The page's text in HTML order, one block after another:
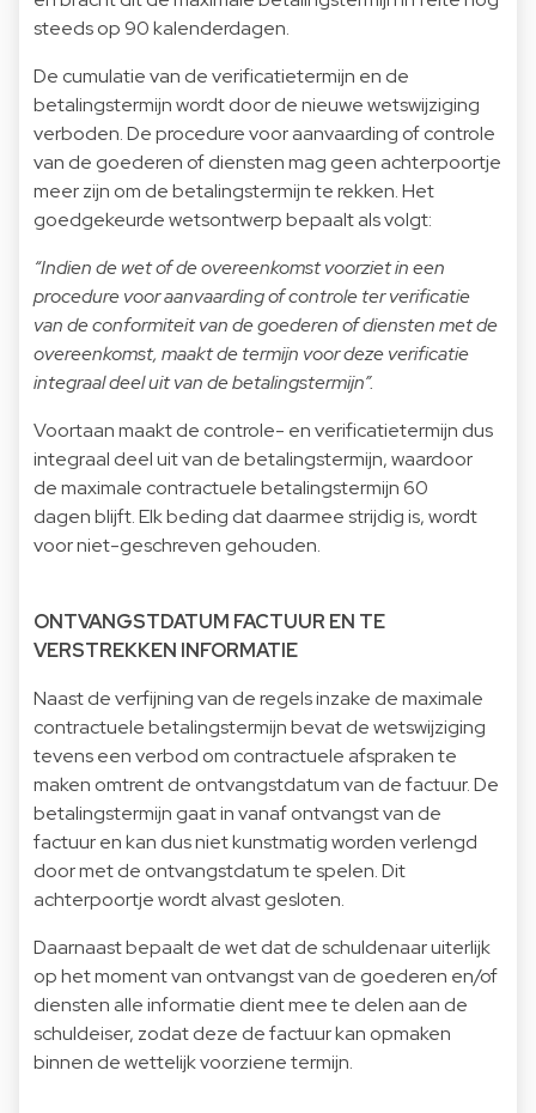
steeds op 90 kalenderdagen.
De cumulatie van de verificatietermijn en de
betalingstermijn wordt door de nieuwe wetswijziging
verboden. De procedure voor aanvaarding of controle
van de goederen of diensten mag geen achterpoortje
meer zijn om de betalingstermijn te rekken. Het
goedgekeurde wetsontwerp bepaalt als volgt:
“Indien de wet of de overeenkomst voorziet in een
procedure voor aanvaarding of controle ter verificatie
van de conformiteit van de goederen of diensten met de
overeenkomst, maakt de termijn voor deze verificatie
integraal deel uit van de betalingstermijn”.
Voortaan maakt de controle- en verificatietermijn dus
integraal deel uit van de betalingstermijn, waardoor
de maximale contractuele betalingstermijn 60
dagen blijft. Elk beding dat daarmee strijdig is, wordt
voor niet-geschreven gehouden.
ONTVANGSTDATUM FACTUUR EN TE
VERSTREKKEN INFORMATIE
Naast de verfijning van de regels inzake de maximale
contractuele betalingstermijn bevat de wetswijziging
tevens een verbod om contractuele afspraken te
maken omtrent de ontvangstdatum van de factuur. De
betalingstermijn gaat in vanaf ontvangst van de
factuur en kan dus niet kunstmatig worden verlengd
door met de ontvangstdatum te spelen. Dit
achterpoortje wordt alvast gesloten.
Daarnaast bepaalt de wet dat de schuldenaar uiterlijk
op het moment van ontvangst van de goederen en/of
diensten alle informatie dient mee te delen aan de
schuldeiser, zodat deze de factuur kan opmaken
binnen de wettelijk voorziene termijn.